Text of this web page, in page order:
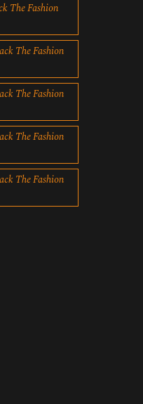
The Fashion
The Fashion
The Fashion
The Fashion
The Fashion